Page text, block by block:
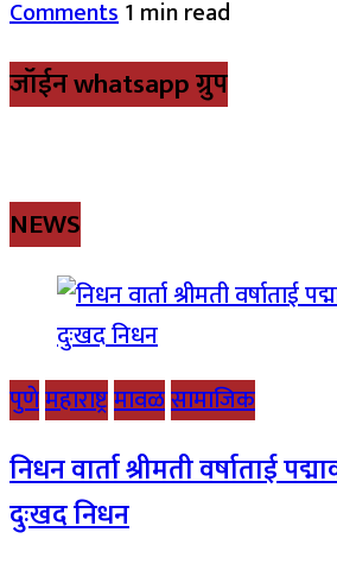
Comments1 min read
जॉईन whatsapp ग्रुप
NEWS
पुणेमहाराष्ट्रमावळसामाजिक
निधन वार्ता श्रीमती वर्षाताई
दुःखद निधन